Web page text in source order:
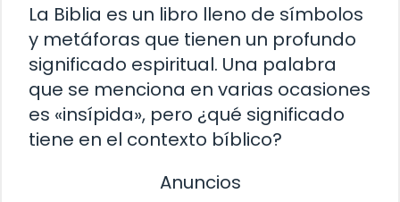
La Biblia es un libro lleno de símbolos
y metáforas que tienen un profundo
significado espiritual. Una palabra
que se menciona en varias ocasiones
es «insípida», pero ¿qué significado
tiene en el contexto bíblico?
Anuncios